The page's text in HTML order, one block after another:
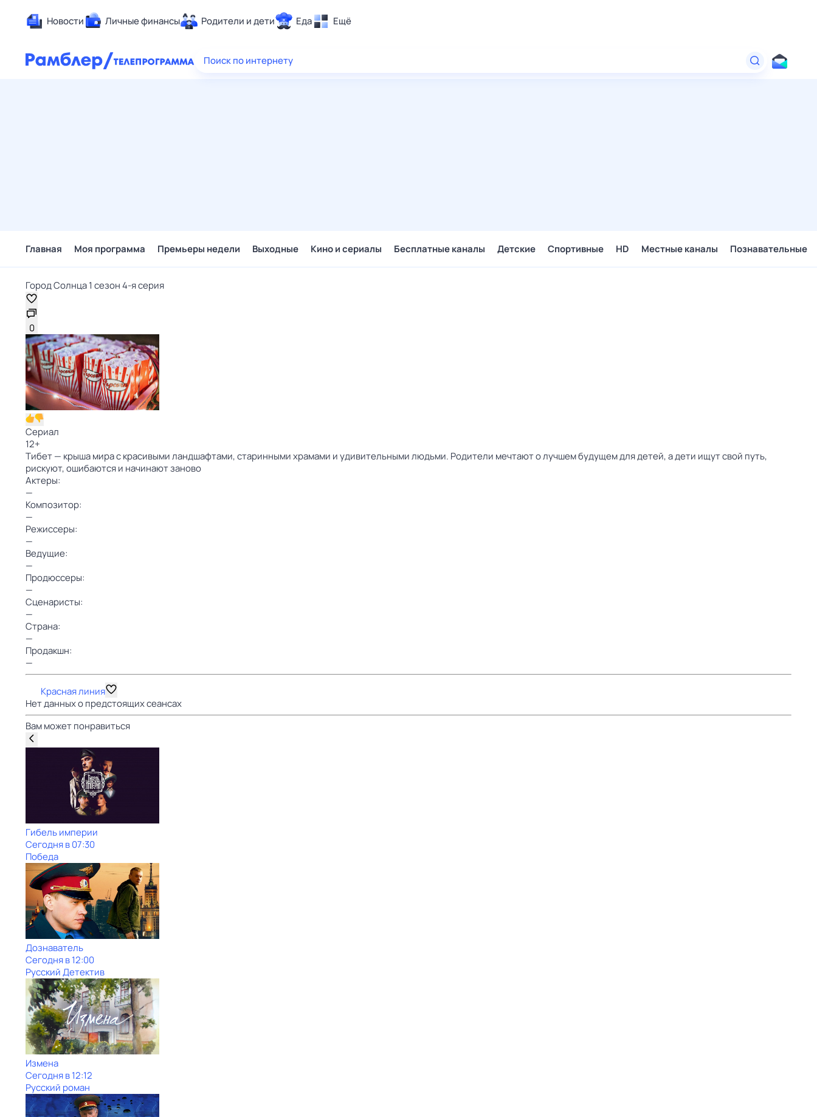
Новости Личные финансы Родители и дети Еда Ещё
Здоровье
Поиск по интернету
Главная Моя программа Премьеры недели Выходные Кино и сериалы Бесплатные каналы Детские Спортивные HD Местные каналы Познавательные
Город Солнца 1 сезон 4-я серия
0
Сериал
12+
Тибет — крыша мира с красивыми ландшафтами, старинными храмами и удивительными людьми. Родители мечтают о лучшем будущем для детей, а дети ищут свой путь,
рискуют, ошибаются и начинают заново
Актеры:
—
Композитор:
—
Режиссеры:
—
Ведущие:
—
Продюссеры:
—
Сценаристы:
—
Страна:
—
Продакшн:
—
Красная линия
Нет данных о предстоящих сеансах
Вам может понравиться
Гибель империи
Сегодня в 07:30
Победа
Дознаватель
Сегодня в 12:00
Русский Детектив
Измена
Сегодня в 12:12
Русский роман